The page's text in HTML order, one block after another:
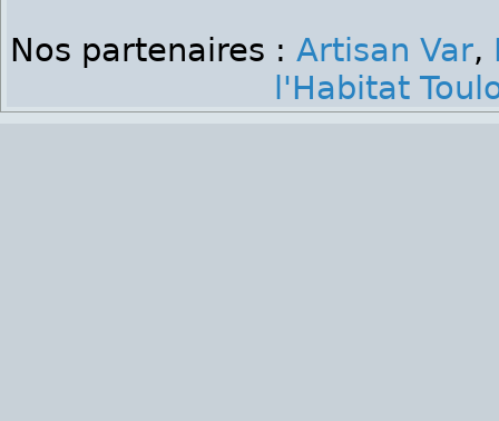
Nos partenaires : Artisan Var,
l'Habitat